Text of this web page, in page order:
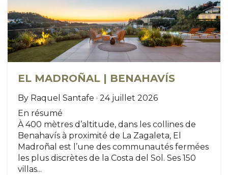
EL MADROÑAL | BENAHAVÍS
By Raquel Santafe · 24 juillet 2026
En résumé
À 400 mètres d’altitude, dans les collines de
Benahavís à proximité de La Zagaleta, El
Madroñal est l’une des communautés fermées
les plus discrètes de la Costa del Sol. Ses 150
villas...